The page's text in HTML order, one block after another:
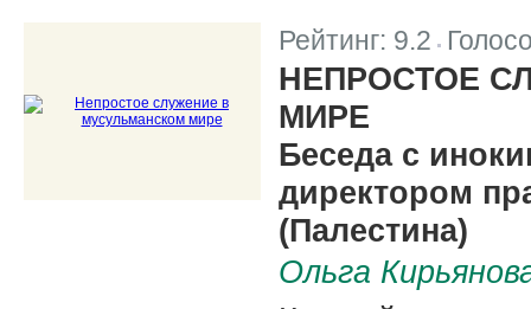
Рейтинг: 9.2
НЕПРОСТОЕ
МИРЕ
Беседа с
директором
(Палестина)
Ольга